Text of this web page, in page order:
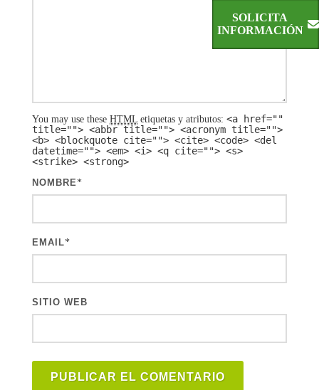
You may use these HTML etiquetas y atributos: <a href=""
title=""> <abbr title=""> <acronym title="">
<b> <blockquote cite=""> <cite> <code> <del
datetime=""> <em> <i> <q cite=""> <s>
<strike> <strong>
NOMBRE*
EMAIL*
SITIO WEB
SOLICITA
INFORMACIÓN